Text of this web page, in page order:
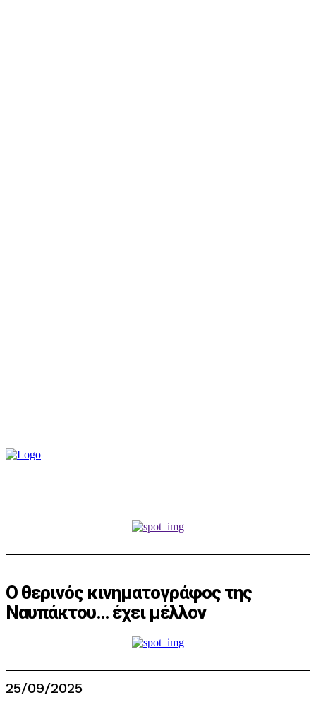
Ο θερινός κινηματογράφος της
Ναυπάκτου… έχει μέλλον
25/09/2025